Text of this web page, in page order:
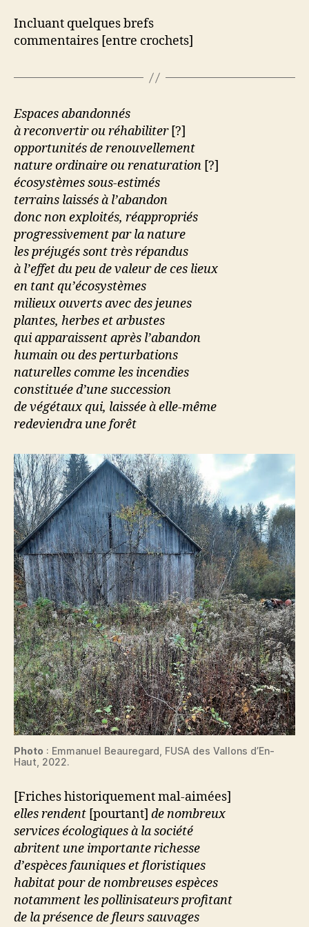
Incluant quelques brefs
commentaires [entre crochets]
Espaces abandonnés
à reconvertir ou réhabiliter[?]
opportunités de renouvellement
nature ordinaire ou renaturation [?]
écosystèmes sous-estimés
terrains laissés à l’abandon
donc non exploités, réappropriés
progressivement par la nature
les préjugés sont très répandus
à l’effet du peu de valeur de ces lieux
en tant qu’écosystèmes
milieux ouverts avec des jeunes
plantes, herbes et arbustes
qui apparaissent après l’abandon
humain ou des perturbations
naturelles comme les incendies
constituée d’une succession
de végétaux qui, laissée à elle-même
redeviendra une forêt
Photo : Emmanuel Beauregard, FUSA des Vallons d’En-
Haut, 2022.
[Friches historiquement mal-aimées]
elles rendent [pourtant] de nombreux
services écologiques à la société
abritent une importante richesse
d’espèces fauniques et floristiques
habitat pour de nombreuses espèces
notamment les pollinisateurs profitant
de la présence de fleurs sauvages